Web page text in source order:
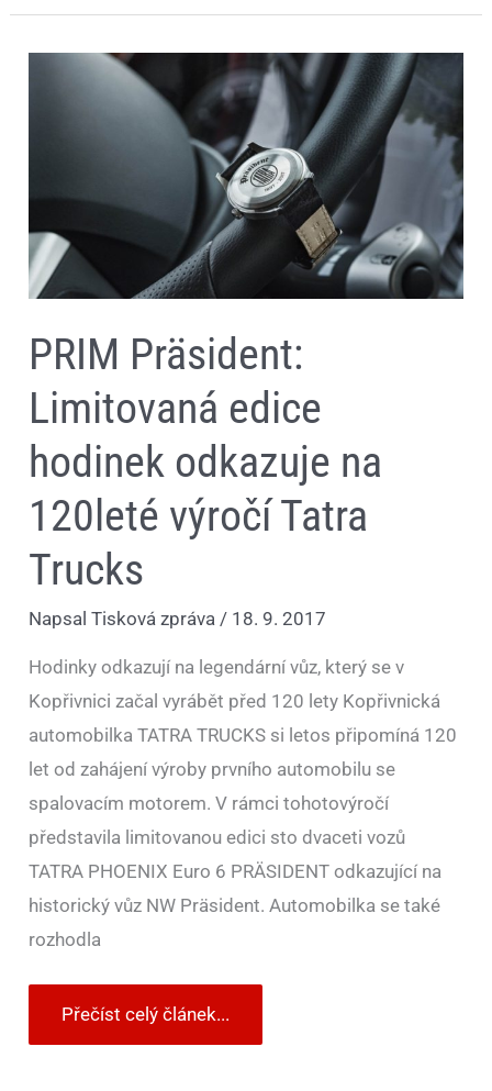
PRIM Präsident:
Limitovaná edice
hodinek odkazuje na
120leté výročí Tatra
Trucks
NapsalTisková zpráva / 18. 9. 2017
Hodinky odkazují na legendární vůz, který se v
Kopřivnici začal vyrábět před 120 lety Kopřivnická
automobilka TATRA TRUCKS si letos připomíná 120
let od zahájení výroby prvního automobilu se
spalovacím motorem. V rámci tohotovýročí
představila limitovanou edici sto dvaceti vozů
TATRA PHOENIX Euro 6 PRÄSIDENT odkazující na
historický vůz NW Präsident. Automobilka se také
rozhodla
PRIM
Präsident:
Limitovaná
výročí
Trucks
Přečíst celý článek...